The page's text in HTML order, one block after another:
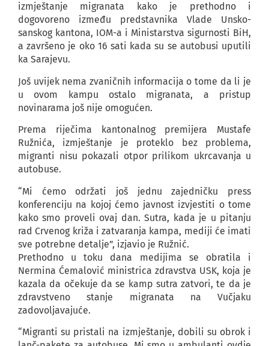
izmještanje migranata kako je prethodno i
dogovoreno između predstavnika Vlade Unsko-
sanskog kantona, IOM-a i Ministarstva sigurnosti BiH,
a završeno je oko 16 sati kada su se autobusi uputili
ka Sarajevu.
Još uvijek nema zvaničnih informacija o tome da li je
u ovom kampu ostalo migranata, a pristup
novinarama još nije omogućen.
Prema riječima kantonalnog premijera Mustafe
Ružnića, izmještanje je proteklo bez problema,
migranti nisu pokazali otpor prilikom ukrcavanja u
autobuse.
“Mi ćemo održati još jednu zajedničku press
konferenciju na kojoj ćemo javnost izvjestiti o tome
kako smo proveli ovaj dan. Sutra, kada je u pitanju
rad Crvenog križa i zatvaranja kampa, mediji će imati
sve potrebne detalje”, izjavio je Ružnić.
Prethodno u toku dana medijima se obratila i
Nermina Ćemalović ministrica zdravstva USK, koja je
kazala da očekuje da se kamp sutra zatvori, te da je
zdravstveno stanje migranata na Vučjaku
zadovoljavajuće.
“Migranti su pristali na izmještanje, dobili su obrok i